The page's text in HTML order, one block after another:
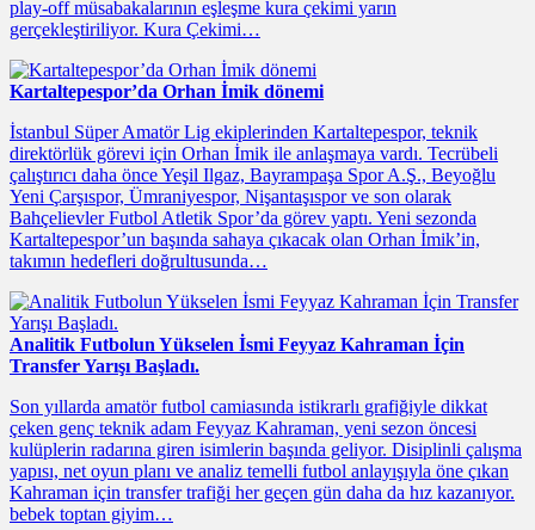
play-off müsabakalarının eşleşme kura çekimi yarın
gerçekleştiriliyor. Kura Çekimi…
Kartaltepespor’da Orhan İmik dönemi
İstanbul Süper Amatör Lig ekiplerinden Kartaltepespor, teknik
direktörlük görevi için Orhan İmik ile anlaşmaya vardı. Tecrübeli
çalıştırıcı daha önce Yeşil Ilgaz, Bayrampaşa Spor A.Ş., Beyoğlu
Yeni Çarşıspor, Ümraniyespor, Nişantaşıspor ve son olarak
Bahçelievler Futbol Atletik Spor’da görev yaptı. Yeni sezonda
Kartaltepespor’un başında sahaya çıkacak olan Orhan İmik’in,
takımın hedefleri doğrultusunda…
Analitik Futbolun Yükselen İsmi Feyyaz Kahraman İçin
Transfer Yarışı Başladı.
Son yıllarda amatör futbol camiasında istikrarlı grafiğiyle dikkat
çeken genç teknik adam Feyyaz Kahraman, yeni sezon öncesi
kulüplerin radarına giren isimlerin başında geliyor. Disiplinli çalışma
yapısı, net oyun planı ve analiz temelli futbol anlayışıyla öne çıkan
Kahraman için transfer trafiği her geçen gün daha da hız kazanıyor.
bebek toptan giyim…